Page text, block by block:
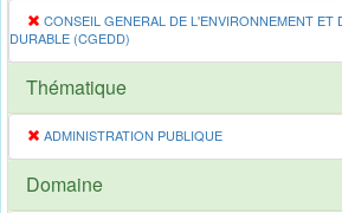
CONSEIL GENERAL DE L'ENVIRONNEMENT ET
DURABLE (CGEDD)
Thématique
ADMINISTRATION PUBLIQUE
Domaine